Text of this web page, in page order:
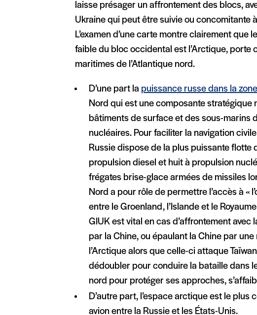
laisse présager un affrontement des blocs,
Ukraine qui peut être suivie ou concomitante
L’examen d’une carte montre clairement que
faible du bloc occidental est l’Arctique, porte
maritimes de l’Atlantique nord.
D’une part la puissance russe dans la zone
Nord qui est une composante stratégique
bâtiments de surface et des sous-marins
nucléaires. Pour faciliter la navigation
Russie dispose de la plus puissante flotte
propulsion diesel et huit à propulsion
frégates brise-glace armées de missiles
Nord a pour rôle de permettre l’accès à «
entre le Groenland, l’Islande et le
GIUK est vital en cas d’affrontement avec
par la Chine, ou épaulant la Chine par
l’Arctique alors que celle-ci attaque
dédoubler pour conduire la bataille dans
nord pour protéger ses approches,
D’autre part, l’espace arctique est le
avion entre la Russie et les États-Unis.